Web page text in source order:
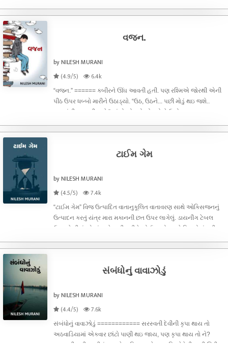
વજન.
by NILESH MURANI
(4.9/5)
6.4k
“વજન.” ====== કબીરને ઊંઘ આવતી હતી. પણ રશ્મિએ જોરથી એની
પીઠ ઉપર ધબ્બો મારીને ઉઠાડ્યો. “ઉઠ, ઉઠને... પછી મોડું થઇ જશે..
હમણાં રીક્ષા આવી જશે.”આંખો ચોળતો ચોળતો તે ઉભો થઇ બાથરૂમ
ઉભો રહ્યો.. “કેટલી
ટાઈમ ગેમ
by NILESH MURANI
(4.5/5)
7.4k
“ટાઈમ ગેમ” વિજ ઉત્પાદિત વાતાનુકૂલિત વાતાવરણ સાથે ઓક્સિજનનું
ઉત્પાદન કરતું યંત્ર મારા મકાનની છત ઉપર લાગેલું. ડાયનીંગ ટેબલ
ઉપર બેસી હું એ યંત્રને તાકીતાકીને જોઈ રહ્યો, અને વિચારોમાં પડી
અલમારી ત
સંબંધોનું વાવાઝોડું
by NILESH MURANI
(4.4/5)
7.6k
સંબંધોનું વાવાઝોડું ============ સરસ્વતી દેવીની કૃપા થાય તો
અઠવાડિયામાં એકવાર છાંટો પાણી થઇ જાય, પણ કૃપા થાય તો ને?